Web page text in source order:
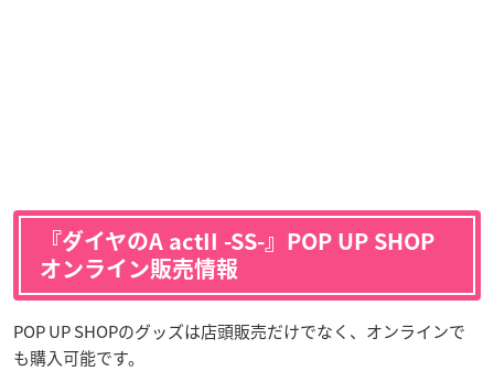
『ダイヤのA actII -SS-』POP UP SHOP
オンライン販売情報
POP UP SHOPのグッズは店頭販売だけでなく、オンラインで
も購入可能です。